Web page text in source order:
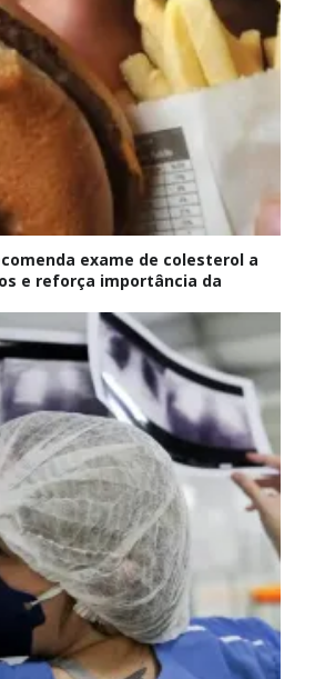
exame de colesterol a
e reforça importância da